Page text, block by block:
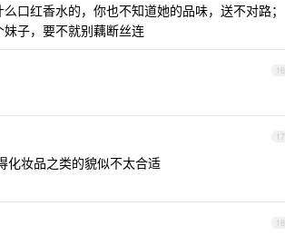
口红香水的，你也不知道她的品味，送不对路；
子，要不就别藕断丝连
16
17
化妆品之类的貌似不太合适
18